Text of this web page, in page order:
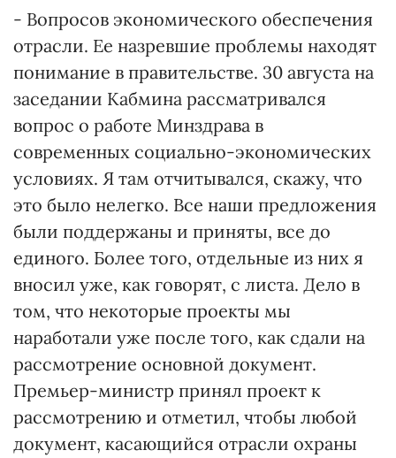
- Вопросов экономического обеспечения
отрасли. Ее назревшие проблемы находят
понимание в правительстве. 30 августа на
заседании Кабмина рассматривался
вопрос о работе Минздрава в
современных социально-экономических
условиях. Я там отчитывался, скажу, что
это было нелегко. Все наши предложения
были поддержаны и приняты, все до
единого. Более того, отдельные из них я
вносил уже, как говорят, с листа. Дело в
том, что некоторые проекты мы
наработали уже после того, как сдали на
рассмотрение основной документ.
Премьер-министр принял проект к
рассмотрению и отметил, чтобы любой
документ, касающийся отрасли охраны